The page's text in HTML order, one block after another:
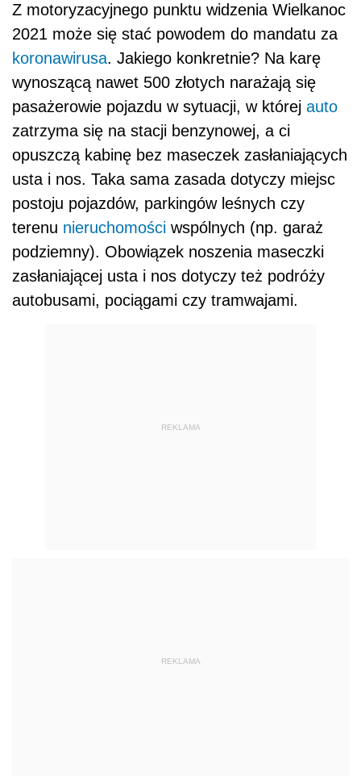
Z motoryzacyjnego punktu widzenia Wielkanoc
2021 może się stać powodem do mandatu za
koronawirusa. Jakiego konkretnie? Na karę
wynoszącą nawet 500 złotych narażają się
pasażerowie pojazdu w sytuacji, w której auto
zatrzyma się na stacji benzynowej, a ci
opuszczą kabinę bez maseczek zasłaniających
usta i nos. Taka sama zasada dotyczy miejsc
postoju pojazdów, parkingów leśnych czy
terenu nieruchomości wspólnych (np. garaż
podziemny). Obowiązek noszenia maseczki
zasłaniającej usta i nos dotyczy też podróży
autobusami, pociągami czy tramwajami.
REKLAMA
REKLAMA